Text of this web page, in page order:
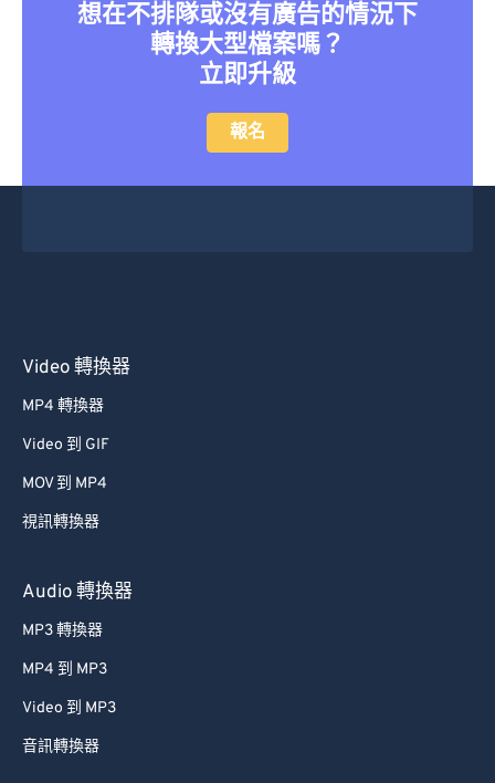
想在不排隊或沒有廣告的情況下
轉換大型檔案嗎？
立即升級
報名
Video 轉換器
MP4 轉換器
Video 到 GIF
MOV 到 MP4
視訊轉換器
Audio 轉換器
MP3 轉換器
MP4 到 MP3
Video 到 MP3
音訊轉換器